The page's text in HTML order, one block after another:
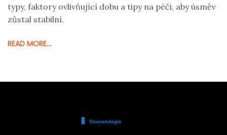
typy, faktory ovlivňující dobu a tipy na péči, aby úsměv
zůstal stabilní.
READ MORE...